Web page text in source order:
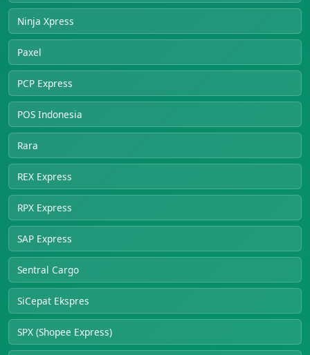
Ninja Xpress
Paxel
PCP Express
POS Indonesia
Rara
REX Express
RPX Express
SAP Express
Sentral Cargo
SiCepat Ekspres
SPX (Shopee Express)